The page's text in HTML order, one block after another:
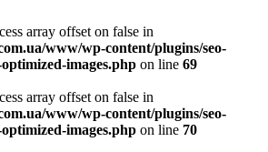
array offset on false in
www/wp-content/plugins/seo-
images.php on line 69
array offset on false in
www/wp-content/plugins/seo-
images.php on line 70